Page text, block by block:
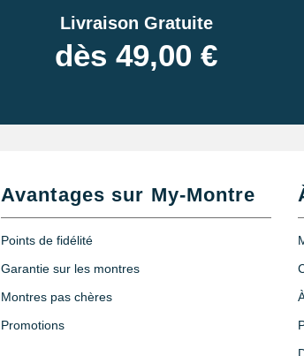
Livraison Gratuite
dès 49,00 €
Avantages sur My-Montre
Points de fidélité
Garantie sur les montres
Montres pas chères
Promotions